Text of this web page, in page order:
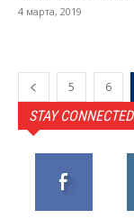
4 марта, 2019
5 6
STAY CONNECTED